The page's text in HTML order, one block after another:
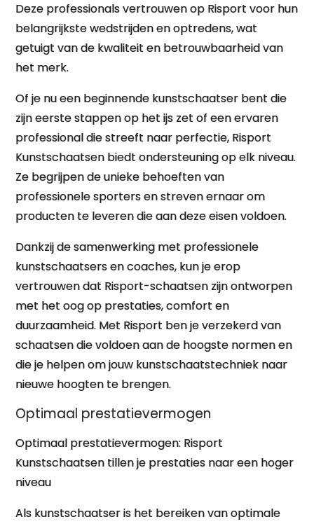
Deze professionals vertrouwen op Risport voor hun
belangrijkste wedstrijden en optredens, wat
getuigt van de kwaliteit en betrouwbaarheid van
het merk.
Of je nu een beginnende kunstschaatser bent die
zijn eerste stappen op het ijs zet of een ervaren
professional die streeft naar perfectie, Risport
Kunstschaatsen biedt ondersteuning op elk niveau.
Ze begrijpen de unieke behoeften van
professionele sporters en streven ernaar om
producten te leveren die aan deze eisen voldoen.
Dankzij de samenwerking met professionele
kunstschaatsers en coaches, kun je erop
vertrouwen dat Risport-schaatsen zijn ontworpen
met het oog op prestaties, comfort en
duurzaamheid. Met Risport ben je verzekerd van
schaatsen die voldoen aan de hoogste normen en
die je helpen om jouw kunstschaatstechniek naar
nieuwe hoogten te brengen.
Optimaal prestatievermogen
Optimaal prestatievermogen: Risport
Kunstschaatsen tillen je prestaties naar een hoger
niveau
Als kunstschaatser is het bereiken van optimale